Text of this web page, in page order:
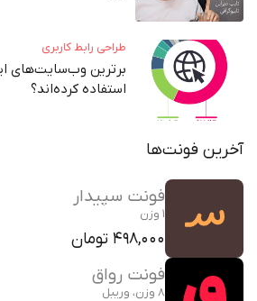
طراحی رابط کاربری
برترین وب‌سایت‌های
استفاده کرده‌اند؟
آخرین فونت‌ها
فونت سپیدار
1 وزن
498,000 تومان
فونت رواق
8 وزن، وریبل